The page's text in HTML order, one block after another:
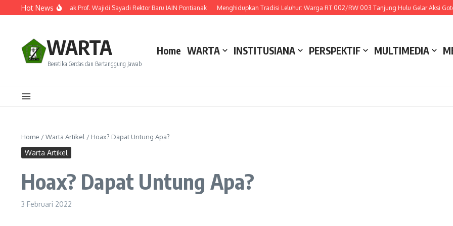
Lewati ke konten
Hot News
Ini Rekam Jejak Prof. Wajidi Sayadi Rektor Baru IAIN Pontianak Menghidupkan Tradisi Leluhur: Warga RT 002/RW 003 Tanjung Hulu Gelar Aksi
WARTA
Beretika Cerdas dan Bertanggung Jawab
Home WARTA INSTITUSIANA PERSPEKTIF MULTIMEDIA
Home /Warta Artikel / Hoax? Dapat Untung Apa?
Warta Artikel
Hoax? Dapat Untung Apa?
3 Februari 2022